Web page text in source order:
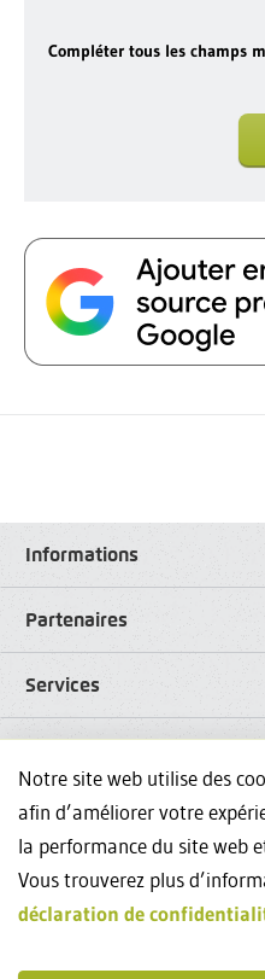
Compléter tous les champs
Informations
Partenaires
Services
Réseaux sociaux
Avez-vous des questions sur
sommes à votre disposition au
Contact
Notre site web utilise des
afin d’améliorer votre
la performance du site web
Vous trouverez plus
déclaration de